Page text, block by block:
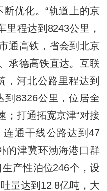
优化。“轨道上的京
里程达到8243公里，
通高铁，省会到北京
承德高铁直达。互联
，河北公路里程达到
到8326公里，位居全
；打通拓宽京津“对接
连通干线公路达到47
的津冀环渤海港口群
产性泊位246个，设
量达到12.8亿吨，大